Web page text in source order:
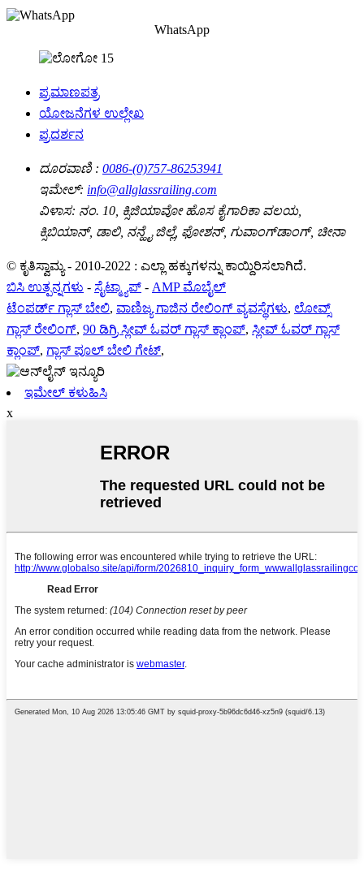
WhatsApp
ಪ್ರಮಾಣಪತ್ರ
ಯೋಜನೆಗಳ ಉಲ್ಲೇಖ
ಪ್ರದರ್ಶನ
ದೂರವಾಣಿ : 0086-(0)757-86253941
ಇಮೇಲ್: info@allglassrailing.com
ವಿಳಾಸ: ನಂ. 10, ಕ್ಸಿಜಿಯಾವೋ ಹೊಸ ಕೈಗಾರಿಕಾ ವಲಯ,
ಕ್ಸಿಬಿಯಾನ್, ಡಾಲಿ, ನನ್ಹೈ ಜಿಲ್ಲೆ, ಫೋಶನ್, ಗುವಾಂಗ್‌ಡಾಂಗ್, ಚೀನಾ
© ಕೃತಿಸ್ವಾಮ್ಯ - 2010-2022 : ಎಲ್ಲಾ ಹಕ್ಕುಗಳನ್ನು ಕಾಯ್ದಿರಿಸಲಾಗಿದೆ.
ಬಿಸಿ ಉತ್ಪನ್ನಗಳು - ಸೈಟ್ಮ್ಯಾಪ್ - AMP ಮೊಬೈಲ್
ಟೆಂಪರ್ಡ್ ಗ್ಲಾಸ್ ಬೇಲಿ, ವಾಣಿಜ್ಯ ಗಾಜಿನ ರೇಲಿಂಗ್ ವ್ಯವಸ್ಥೆಗಳು, ಲೋವ್ಸ್
ಗ್ಲಾಸ್ ರೇಲಿಂಗ್, 90 ಡಿಗ್ರಿ ಸ್ಲೀವ್ ಓವರ್ ಗ್ಲಾಸ್ ಕ್ಲಾಂಪ್, ಸ್ಲೀವ್ ಓವರ್ ಗ್ಲಾಸ್
ಕ್ಲಾಂಪ್, ಗ್ಲಾಸ್ ಪೂಲ್ ಬೇಲಿ ಗೇಟ್,
ಇಮೇಲ್ ಕಳುಹಿಸಿ
x